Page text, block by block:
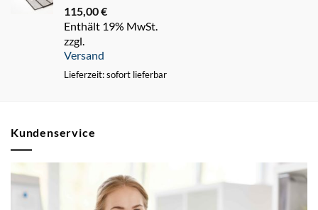
115,00€
Enthält 19% MwSt.
zzgl.
Versand
Lieferzeit: sofort lieferbar
Kundenservice